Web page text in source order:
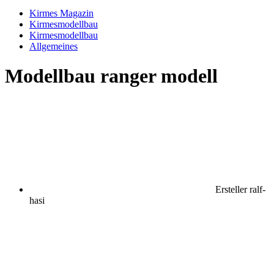
Kirmes Magazin
Kirmesmodellbau
Kirmesmodellbau
Allgemeines
Modellbau ranger modell
Ersteller ralf-
hasi